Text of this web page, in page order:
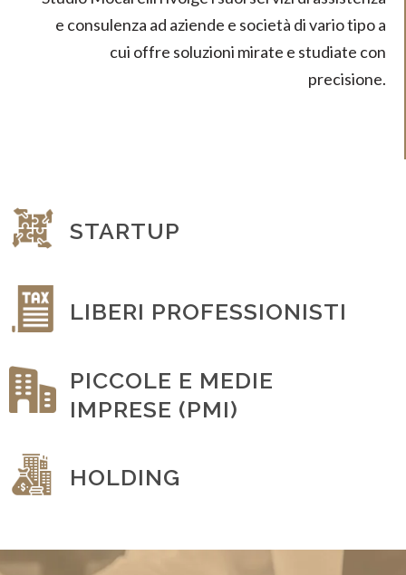
GESTIONE DEL PERSONALE
e consulenza ad aziende e società di vario tipo a
cui offre soluzioni mirate e studiate con
precisione.
STARTUP
LIBERI PROFESSIONISTI
PICCOLE E MEDIE
IMPRESE (PMI)
HOLDING